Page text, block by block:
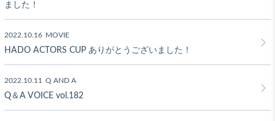
ました！
2022.10.16 MOVIE
HADO ACTORS CUP ありがとうございました！
2022.10.11 Q AND A
Q＆A VOICE vol.182